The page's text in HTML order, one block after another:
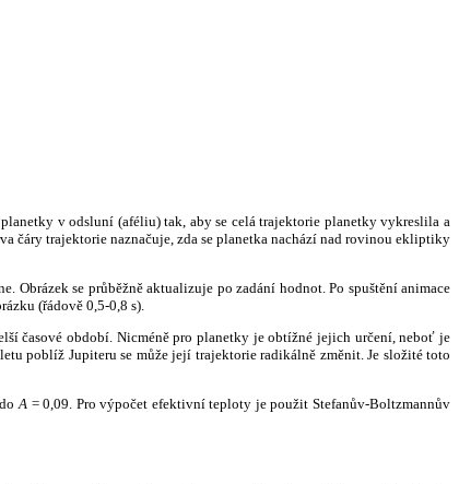
v odsluní (aféliu) tak, aby se celá trajektorie planetky vykreslila a
čáry trajektorie naznačuje, zda se planetka nachází nad rovinou ekliptiky
Obrázek se průběžně aktualizuje po zadání hodnot. Po spuštění animace
(řádově 0,5-0,8 s).
časové období. Nicméně pro planetky je obtížné jejich určení, neboť je
poblíž Jupiteru se může její trajektorie radikálně změnit. Je složité toto
A = 0,09. Pro výpočet efektivní teploty je použit Stefanův-Boltzmannův